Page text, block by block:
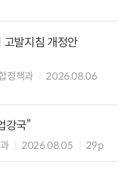
고발지침 개정안
정책과
2026.08.06
강국”
2026.08.05 29p